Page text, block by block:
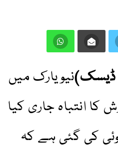
ڈیسک)نیویارک میں
کا انتباہ جاری کیا
کی گئی ہے کہ